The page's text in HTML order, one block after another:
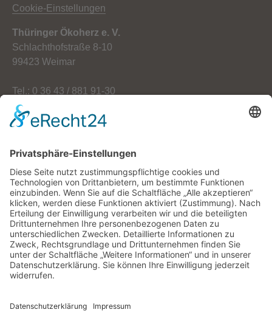
Cookie-Einstellungen
Thüringer Ökoherz e. V.
Schlachthofstraße 8-10
99423 Weimar
Tel.: 0 36 43 / 881 91-30
Fax: 0 36 43 / 881 91-59
E-Mail: info[at]oekoherz.de
Vereinsvorsitzende:
Maria Streitferdt
Suche
nach: